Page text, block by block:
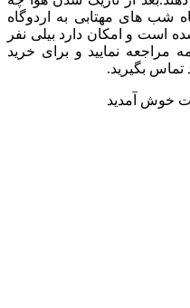
شب های مهتابی به اردوگاه
و امکان دارد بیلی نفر
مراجعه نمایید و برای خرید
بگیرید.